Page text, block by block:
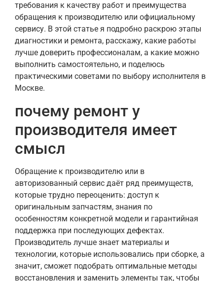
требования к качеству работ и преимущества
обращения к производителю или официальному
сервису. В этой статье я подробно раскрою этапы
диагностики и ремонта, расскажу, какие работы
лучше доверить профессионалам, а какие можно
выполнить самостоятельно, и поделюсь
практическими советами по выбору исполнителя в
Москве.
почему ремонт у
производителя имеет
смысл
Обращение к производителю или в
авторизованный сервис даёт ряд преимуществ,
которые трудно переоценить: доступ к
оригинальным запчастям, знания по
особенностям конкретной модели и гарантийная
поддержка при последующих дефектах.
Производитель лучше знает материалы и
технологии, которые использовались при сборке, а
значит, сможет подобрать оптимальные методы
восстановления и заменить элементы так, чтобы